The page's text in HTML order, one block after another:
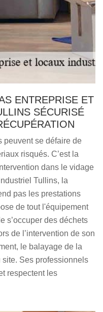
ENTREPRISE ET
SÉCURISÉ
peuvent se défaire de
risqués. C’est la
dans le vidage
Tullins, la
pas les prestations
de tout l'équipement
s’occuper des déchets
de l’intervention de son
le balayage de la
Ses professionnels
respectent les